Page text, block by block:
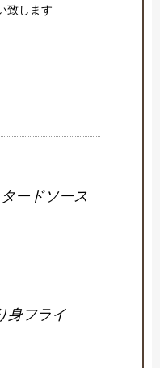
致します
ードソース
身フライ